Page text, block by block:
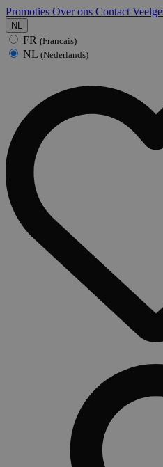
Promoties Over ons Contact
NL
FR (Francais)
NL (Nederlands)